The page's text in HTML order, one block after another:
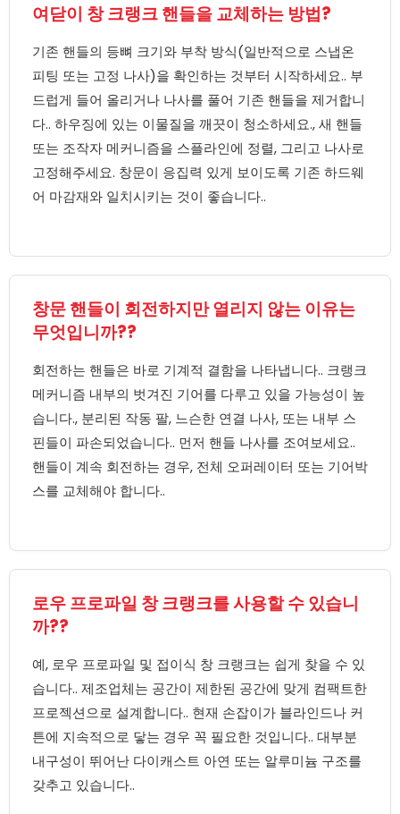
여닫이 창 크랭크 핸들을 교체하는 방법?
기존 핸들의 등뼈 크기와 부착 방식(일반적으로 스냅온
피팅 또는 고정 나사)을 확인하는 것부터 시작하세요.. 부
드럽게 들어 올리거나 나사를 풀어 기존 핸들을 제거합니
다.. 하우징에 있는 이물질을 깨끗이 청소하세요., 새 핸들
또는 조작자 메커니즘을 스플라인에 정렬, 그리고 나사로
고정해주세요. 창문이 응집력 있게 보이도록 기존 하드웨
어 마감재와 일치시키는 것이 좋습니다..
창문 핸들이 회전하지만 열리지 않는 이유는
무엇입니까??
회전하는 핸들은 바로 기계적 결함을 나타냅니다.. 크랭크
메커니즘 내부의 벗겨진 기어를 다루고 있을 가능성이 높
습니다., 분리된 작동 팔, 느슨한 연결 나사, 또는 내부 스
핀들이 파손되었습니다.. 먼저 핸들 나사를 조여보세요..
핸들이 계속 회전하는 경우, 전체 오퍼레이터 또는 기어박
스를 교체해야 합니다..
로우 프로파일 창 크랭크를 사용할 수 있습니
까??
예, 로우 프로파일 및 접이식 창 크랭크는 쉽게 찾을 수 있
습니다.. 제조업체는 공간이 제한된 공간에 맞게 컴팩트한
프로젝션으로 설계합니다.. 현재 손잡이가 블라인드나 커
튼에 지속적으로 닿는 경우 꼭 필요한 것입니다.. 대부분
내구성이 뛰어난 다이캐스트 아연 또는 알루미늄 구조를
갖추고 있습니다..